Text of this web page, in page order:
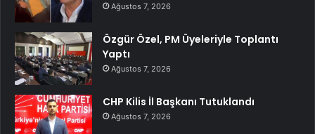
Ağustos 7, 2026
Özgür Özel, PM Üyeleriyle Toplantı
Yaptı
Ağustos 7, 2026
CHP Kilis İl Başkanı Tutuklandı
Ağustos 7, 2026